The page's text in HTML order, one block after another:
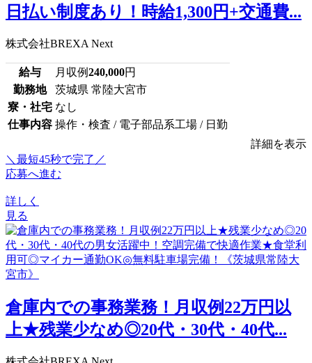
日払い制度あり！時給1,300円+交通費...
株式会社BREXA Next
給与 月収例240,000円
勤務地
茨城県 常陸大宮市
寮・社宅 なし
仕事内容 操作・検査 / 電子部品系工場 / 日勤
詳細を表示
＼最短45秒で完了／
応募へ進む
詳しく
見る
倉庫内での事務業務！月収例22万円以
上★残業少なめ◎20代・30代・40代...